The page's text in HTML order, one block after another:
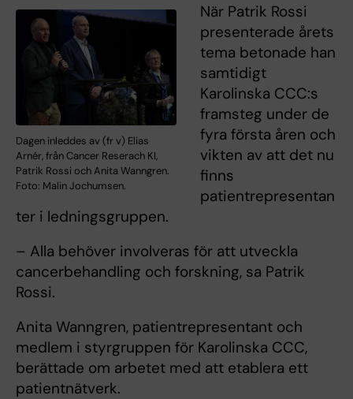
Dagen inleddes av (fr v) Elias
Arnér, från Cancer Reserach KI,
Patrik Rossi och Anita Wanngren.
Foto: Malin Jochumsen.
När Patrik Rossi
presenterade årets
tema betonade han
samtidigt
Karolinska CCC:s
framsteg under de
fyra första åren och
vikten av att det nu
finns
patientrepresentan
ter i ledningsgruppen.
– Alla behöver involveras för att utveckla
cancerbehandling och forskning, sa Patrik
Rossi.
Anita Wanngren, patientrepresentant och
medlem i styrgruppen för Karolinska CCC,
berättade om arbetet med att etablera ett
patientnätverk.